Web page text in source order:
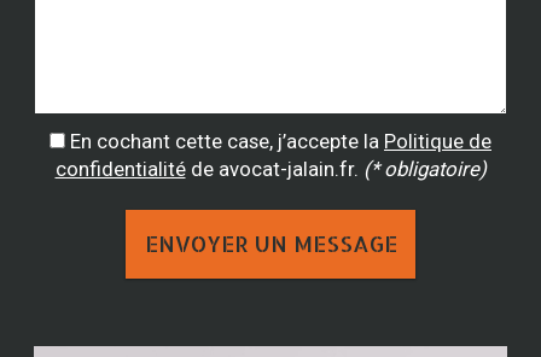
En cochant cette case, j’accepte la Politique de
confidentialitéde avocat-jalain.fr. (* obligatoire)